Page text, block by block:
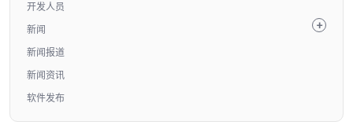
开发人员
新闻
新闻报道
新闻资讯
软件发布